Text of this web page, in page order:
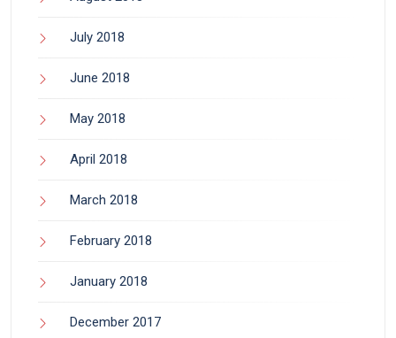
July 2018
June 2018
May 2018
April 2018
March 2018
February 2018
January 2018
December 2017